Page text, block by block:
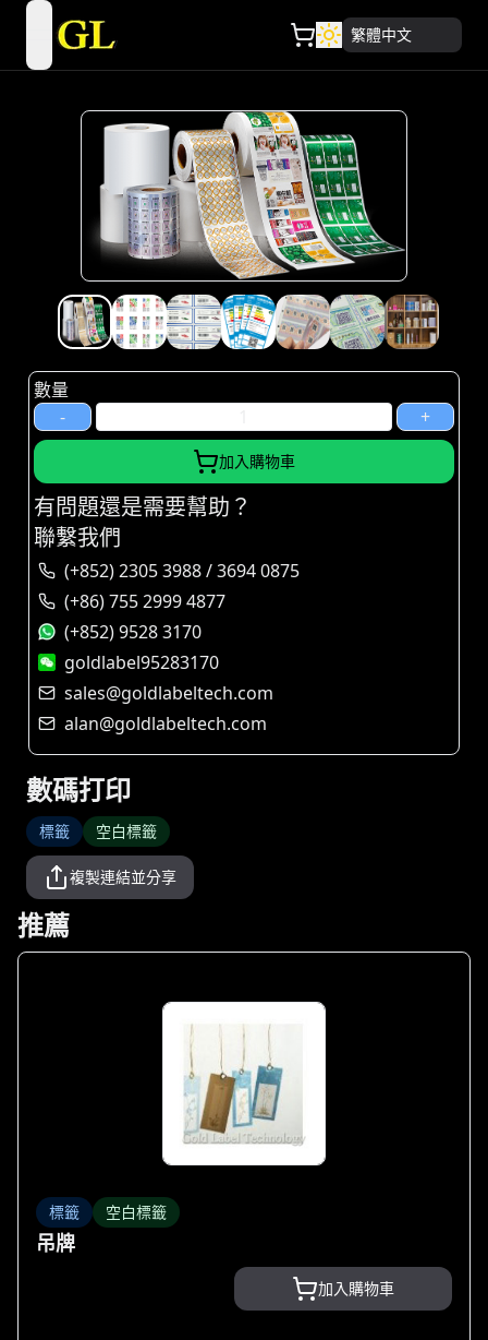
open navigation menu 繁體中文
數碼打印
標籤 空白標籤
複製連結並分享
數量
-
+
加入購物車
有問題還是需要幫助？
聯繫我們
(+852) 2305 3988 / 3694 0875
(+86) 755 2999 4877
(+852) 9528 3170
goldlabel95283170
sales@goldlabeltech.com
alan@goldlabeltech.com
推薦
標籤 空白標籤
吊牌
加入購物車